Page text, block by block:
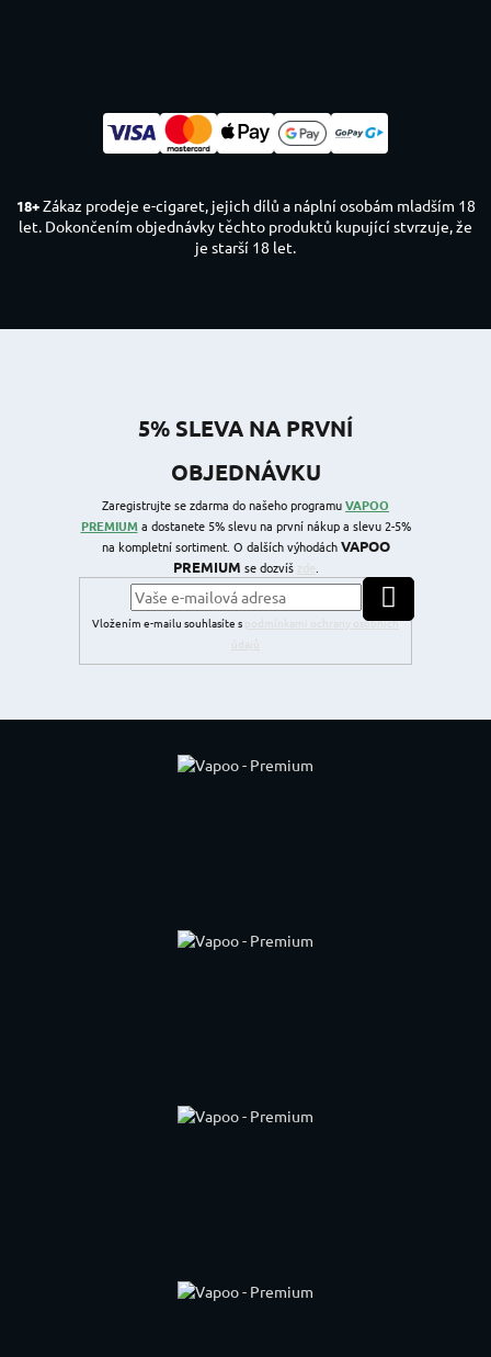
18+Zákaz prodeje e-cigaret, jejich dílů a náplní osobám mladším 18
let. Dokončením objednávky těchto produktů kupující stvrzuje, že
je starší 18 let.
5% SLEVA NA PRVNÍ
OBJEDNÁVKU
Zaregistrujte se zdarma do našeho programuVAPOO
PREMIUM a dostanete 5% slevu na první nákup a slevu 2-5%
na kompletní sortiment. O dalších výhodáchVAPOO
PREMIUM se dozvíš
Vložením e-mailu souhlasíte s
podmínkami ochrany osobních